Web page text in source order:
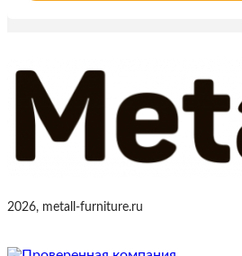
2026, metall-furniture.ru